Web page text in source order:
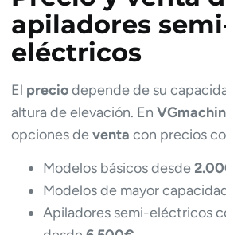
apiladores
eléctricos
El preciodepende de su
altura de elevación. En
opciones deventa con precios
Modelos básicos desde
Modelos de mayor
Apiladores semi-eléctricos